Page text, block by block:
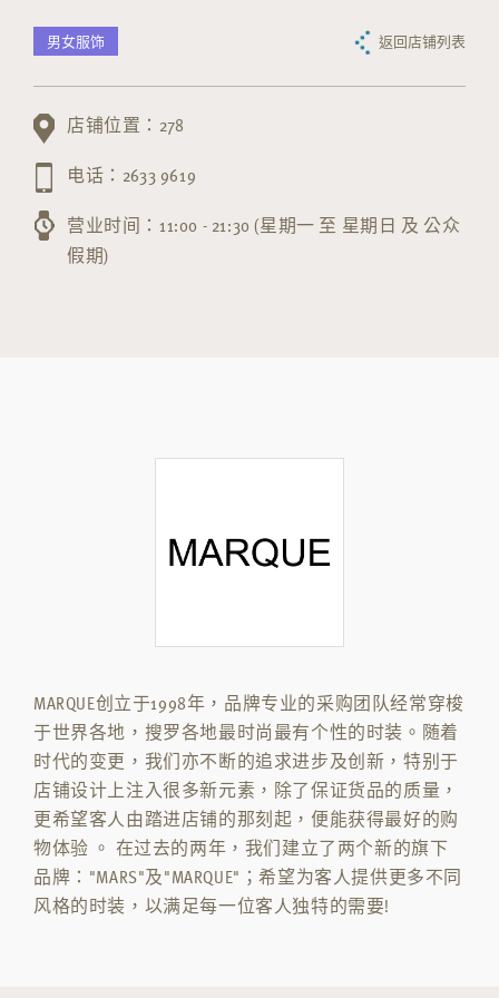
男女服饰 返回店铺列表
店铺位置：278
电话：2633 9619
营业时间：11:00 - 21:30 (星期一 至 星期日 及 公众
假期)
MARQUE创立于1998年，品牌专业的采购团队经常穿梭
于世界各地，搜罗各地最时尚最有个性的时装。随着
时代的变更，我们亦不断的追求进步及创新，特别于
店铺设计上注入很多新元素，除了保证货品的质量，
更希望客人由踏进店铺的那刻起，便能获得最好的购
物体验 。 在过去的两年，我们建立了两个新的旗下
品牌："MARS"及"MARQUE"；希望为客人提供更多不同
风格的时装，以满足每一位客人独特的需要!